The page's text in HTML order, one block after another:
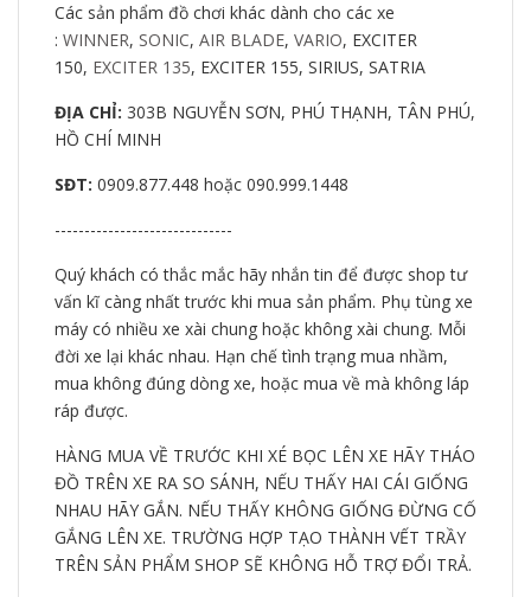
Các sản phẩm đồ chơi khác dành cho các xe
: WINNER, SONIC, AIR BLADE, VARIO, EXCITER
150, EXCITER 135, EXCITER 155, SIRIUS, SATRIA
ĐỊA CHỈ: 303B NGUYỄN SƠN, PHÚ THẠNH, TÂN PHÚ,
HỒ CHÍ MINH
SĐT: 0909.877.448 hoặc 090.999.1448
------------------------------
Quý khách có thắc mắc hãy nhắn tin để được shop tư
vấn kĩ càng nhất trước khi mua sản phẩm. Phụ tùng xe
máy có nhiều xe xài chung hoặc không xài chung. Mỗi
đời xe lại khác nhau. Hạn chế tình trạng mua nhầm,
mua không đúng dòng xe, hoặc mua về mà không láp
ráp được.
HÀNG MUA VỀ TRƯỚC KHI XÉ BỌC LÊN XE HÃY THÁO
ĐỒ TRÊN XE RA SO SÁNH, NẾU THẤY HAI CÁI GIỐNG
NHAU HÃY GẮN. NẾU THẤY KHÔNG GIỐNG ĐỪNG CỐ
GẮNG LÊN XE. TRƯỜNG HỢP TẠO THÀNH VẾT TRẦY
TRÊN SẢN PHẨM SHOP SẼ KHÔNG HỖ TRỢ ĐỔI TRẢ.